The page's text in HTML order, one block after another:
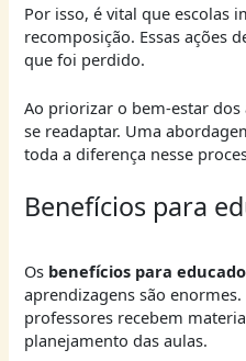
Por isso, é vital que escolas
recomposição. Essas ações
que foi perdido.
Ao priorizar o bem-estar
se readaptar. Uma
toda a diferença nesse
Benefícios para
Os benefícios para
aprendizagens são
professores recebem
planejamento das aulas.